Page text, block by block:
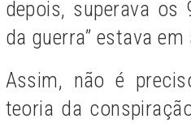
depois, superava os
da guerra” estava em
Assim, não é
teoria da